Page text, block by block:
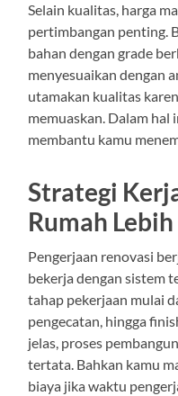
Selain kualitas, harga
pertimbangan penting.
bahan dengan grade
menyesuaikan dengan
utamakan kualitas
memuaskan. Dalam hal
membantu kamu
Strategi
Rumah
Pengerjaan renovasi
bekerja dengan sistem
tahap pekerjaan mulai
pengecatan, hingga
jelas, proses
tertata. Bahkan kamu
biaya jika waktu